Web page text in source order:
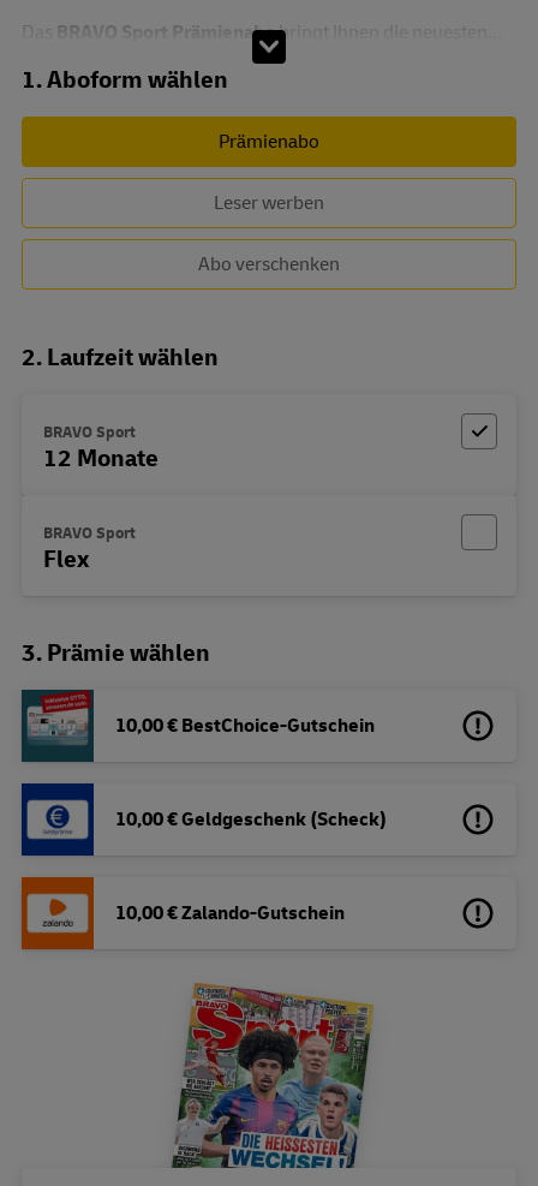
Das BRAVO Sport Prämienabobringt Ihnen die neuesten...
Abo zusammenstellen
1. Aboform wählen
Prämienabo
Leser werben
Abo verschenken
2. Laufzeit wählen
BRAVO Sport
12 Monate
BRAVO Sport
Flex
3. Prämie wählen
10,00 € BestChoice-Gutschein
10,00 € Geldgeschenk (Scheck)
10,00 € Zalando-Gutschein